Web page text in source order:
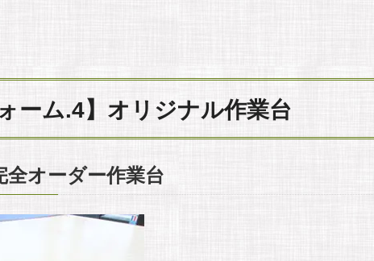
ーム.4】オリジナル作業台
オーダー作業台